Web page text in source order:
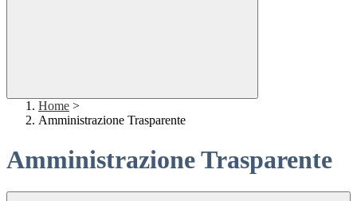
Home >
Amministrazione Trasparente
Amministrazione Trasparente